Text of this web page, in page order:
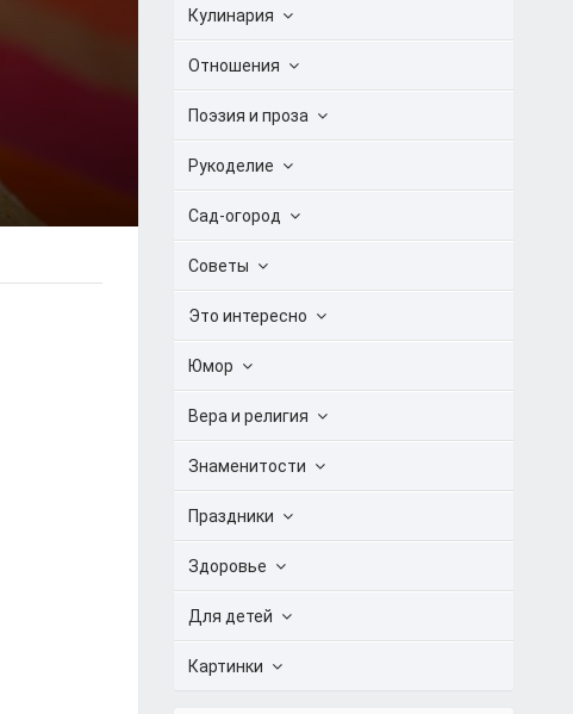
Кулинария
Отношения
Поэзия и проза
Рукоделие
Сад-огород
Советы
Это интересно
Юмор
Вера и религия
Знаменитости
Праздники
Здоровье
Для детей
Картинки